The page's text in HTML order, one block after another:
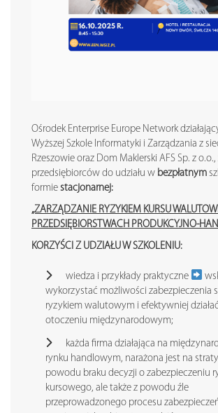
Ośrodek Enterprise Europe Network
Wyższej Szkole Informatyki i Zarządzania z
Rzeszowie oraz Dom Maklerski AFS Sp. z o.o.,
przedsiębiorców do udziału w bezpłatnym
formie stacjonarnej:
„ZARZĄDZANIE RYZYKIEM KURSU
PRZEDSIĘBIORSTWACH PRODUKCYJNO-
KORZYŚCI Z UDZIAŁU W SZKOLENIU:
wiedza i przykłady praktyczne
wykorzystać możliwości zabezpieczenia
ryzykiem walutowym i efektywniej
otoczeniu międzynarodowym;
każda firma działająca na
rynku handlowym, narażona jest na
powodu braku decyzji o zabezpieczeniu
kursowego, ale także z powodu źle
przeprowadzonego procesu